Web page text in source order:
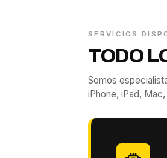
SERVICIOS
TODO
Somos
iPhone, iPad,